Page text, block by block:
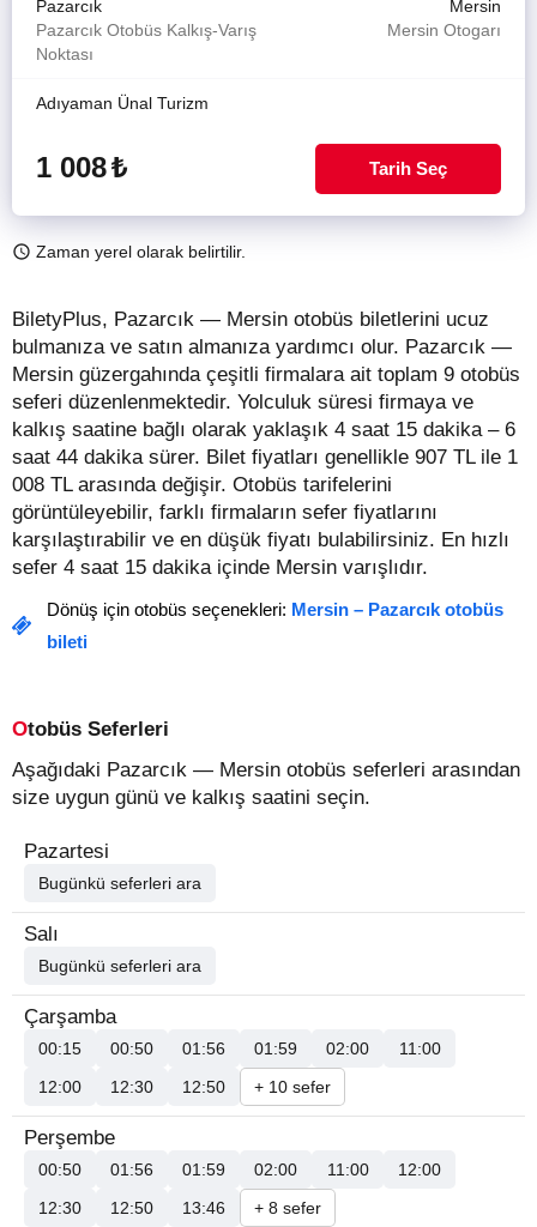
Pazarcık
Mersin
Pazarcık Otobüs Kalkış-Varış
Noktası
Mersin Otogarı
Adıyaman Ünal Turizm
1 008₺ Tarih Seç
Zaman yerel olarak belirtilir.
BiletyPlus, Pazarcık — Mersin otobüs biletlerini ucuz
bulmanıza ve satın almanıza yardımcı olur. Pazarcık —
Mersin güzergahında çeşitli firmalara ait toplam 9 otobüs
seferi düzenlenmektedir. Yolculuk süresi firmaya ve
kalkış saatine bağlı olarak yaklaşık 4 saat 15 dakika – 6
saat 44 dakika sürer. Bilet fiyatları genellikle 907 TL ile 1
008 TL arasında değişir. Otobüs tarifelerini
görüntüleyebilir, farklı firmaların sefer fiyatlarını
karşılaştırabilir ve en düşük fiyatı bulabilirsiniz. En hızlı
sefer 4 saat 15 dakika içinde Mersin varışlıdır.
Dönüş için otobüs seçenekleri: Mersin – Pazarcık otobüs
bileti
Otobüs Seferleri
Aşağıdaki Pazarcık — Mersin otobüs seferleri arasından
size uygun günü ve kalkış saatini seçin.
Pazartesi
Bugünkü seferleri ara
Salı
Bugünkü seferleri ara
Çarşamba
00:15 00:50 01:56 01:59 02:00
11:00
12:00
12:30 12:50 + 10 sefer
Perşembe
00:50 01:56 01:59 02:00 11:00
12:00
12:30
12:50 13:46 + 8 sefer